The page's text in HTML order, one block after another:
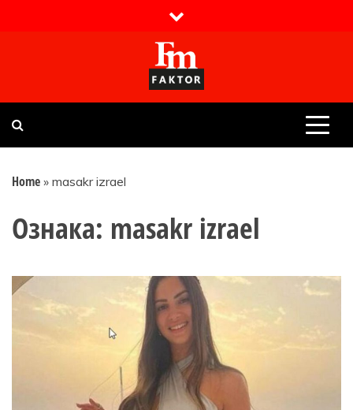
Faktor magazin
Uvijek presudan
Home » masakr izrael
Ознака: masakr izrael